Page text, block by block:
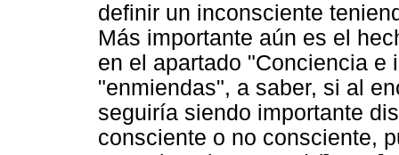
definir un inconsciente
Más importante aún es el
en el apartado "Conciencia
"enmiendas", a saber, si al
seguiría siendo importante
consciente o no consciente,